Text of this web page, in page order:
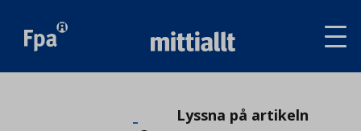
LyssnaLyssna på artikeln